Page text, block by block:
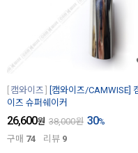
캠와이즈
[캠와이즈/CAMWISE]
이즈 슈퍼쉐이커
26,600원 38,000원 30%
구매 74 리뷰 9